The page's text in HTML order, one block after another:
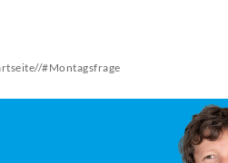
//#Montagsfrage